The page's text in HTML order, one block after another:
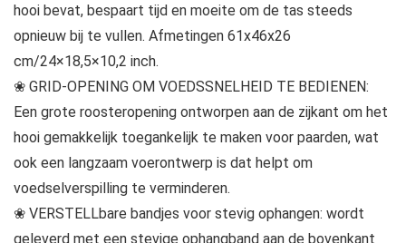
hooi bevat, bespaart tijd en moeite om de tas steeds
opnieuw bij te vullen. Afmetingen 61x46x26
cm/24×18,5×10,2 inch.
❀ GRID-OPENING OM VOEDSSNELHEID TE BEDIENEN:
Een grote roosteropening ontworpen aan de zijkant om het
hooi gemakkelijk toegankelijk te maken voor paarden, wat
ook een langzaam voerontwerp is dat helpt om
voedselverspilling te verminderen.
❀ VERSTELLbare bandjes voor stevig ophangen: wordt
geleverd met een stevige ophangband aan de bovenkant